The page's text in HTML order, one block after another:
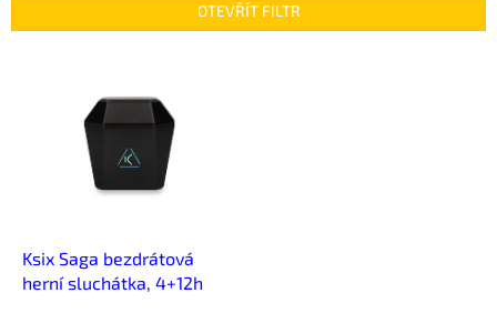
r
OTEVŘÍT FILTR
Ksix Saga bezdrátová
herní sluchátka, 4+12h